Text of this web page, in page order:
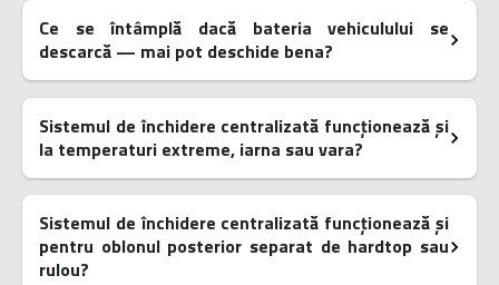
Ce se întâmplă dacă bateria vehiculului se
descarcă — mai pot deschide bena?
Sistemul de închidere centralizată funcționează și
la temperaturi extreme, iarna sau vara?
Sistemul de închidere centralizată funcționează și
pentru oblonul posterior separat de hardtop sau
rulou?